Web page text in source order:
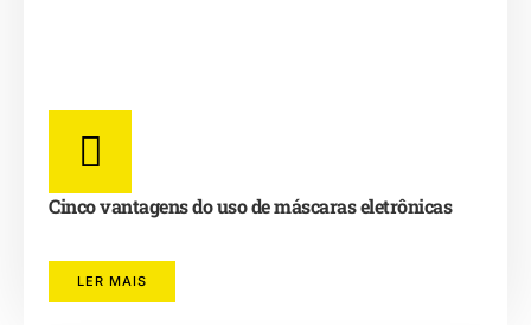
Cinco vantagens do uso de máscaras eletrônicas
LER MAIS